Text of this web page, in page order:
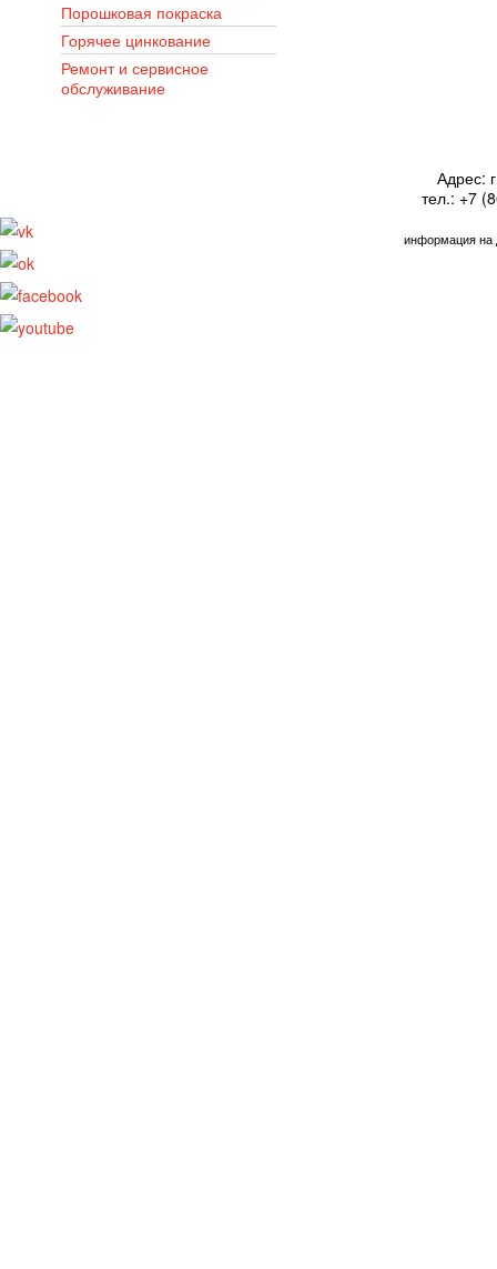
Порошковая покраска
Горячее цинкование
Ремонт и сервисное
обслуживание
Адрес:
тел.: +7
информация на